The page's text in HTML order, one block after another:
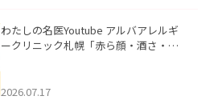
わたしの名医Youtube アルバアレルギ
ークリニック札幌「赤ら顔・酒さ・ニ
した。
2026.07.17